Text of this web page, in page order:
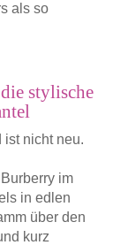
als so
stylische
ist nicht neu.
im
in edlen
über den
kurz